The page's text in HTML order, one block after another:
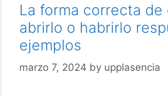
La forma correcta de
abrirlo o habrirlo
ejemplos
marzo 7, 2024 by upplasencia